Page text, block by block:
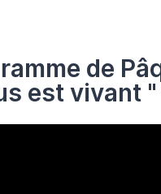
de
est vivant "